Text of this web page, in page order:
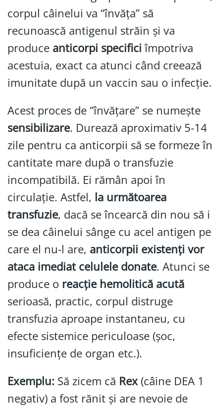
corpul câinelui va “învăța” să
recunoască antigenul străin și va
produce anticorpi specificiîmpotriva
acestuia, exact ca atunci când creează
imunitate după un vaccin sau o infecție.
Acest proces de “învățare” se numește
sensibilizare. Durează aproximativ 5-14
zile pentru ca anticorpii să se formeze în
cantitate mare după o transfuzie
incompatibilă. Ei rămân apoi în
circulație. Astfel, la următoarea
transfuzie, dacă se încearcă din nou să i
se dea câinelui sânge cu acel antigen pe
care el nu-l are, anticorpii existenți vor
ataca imediat celulele donate. Atunci se
produce o reacție hemolitică acută
serioasă, practic, corpul distruge
transfuzia aproape instantaneu, cu
efecte sistemice periculoase (șoc,
insuficiențe de organ etc.).
Exemplu: Să zicem că Rex(câine DEA 1
negativ) a fost rănit și are nevoie de